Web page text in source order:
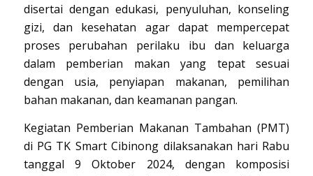
disertai dengan edukasi, penyuluhan, konseling
gizi, dan kesehatan agar dapat mempercepat
proses perubahan perilaku ibu dan keluarga
dalam pemberian makan yang tepat sesuai
dengan usia, penyiapan makanan, pemilihan
bahan makanan, dan keamanan pangan.
Kegiatan Pemberian Makanan Tambahan (PMT)
di PG TK Smart Cibinong dilaksanakan hari Rabu
tanggal 9 Oktober 2024, dengan komposisi